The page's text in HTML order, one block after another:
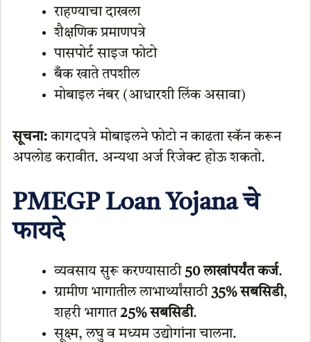
राहण्याचा दाखला
शैक्षणिक प्रमाणपत्रे
पासपोर्ट साइज फोटो
बँक खाते तपशील
मोबाइल नंबर (आधारशी लिंक असावा)
सूचना:कागदपत्रे मोबाइलने फोटो न काढता स्कॅन करून
अपलोड करावीत. अन्यथा अर्ज रिजेक्ट होऊ शकतो.
PMEGP Loan Yojana चे
फायदे
व्यवसाय सुरू करण्यासाठी 50 लाखांपर्यंत कर्ज.
ग्रामीण भागातील लाभार्थ्यांसाठी 35% सबसिडी,
शहरी भागात 25% सबसिडी.
सूक्ष्म, लघु व मध्यम उद्योगांना चालना.